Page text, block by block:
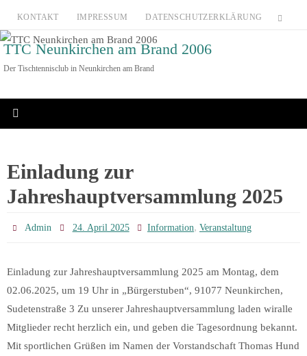
Zum
Inhalt
springen
KONTAKT IMPRESSUM DATENSCHUTZERKLÄRUNG
TTC Neunkirchen am Brand 2006
Der Tischtennisclub in Neunkirchen am Brand
Einladung zur
Jahreshauptversammlung 2025
Admin 24. April 2025 Information, Veranstaltung
Einladung zur Jahreshauptversammlung 2025 am Montag, dem
02.06.2025, um 19 Uhr in „Bürgerstuben“, 91077 Neunkirchen,
Sudetenstraße 3 Zu unserer Jahreshauptversammlung laden wiralle
Mitglieder recht herzlich ein, und geben die Tagesordnung bekannt.
Mit sportlichen Grüßen im Namen der Vorstandschaft Thomas Hund